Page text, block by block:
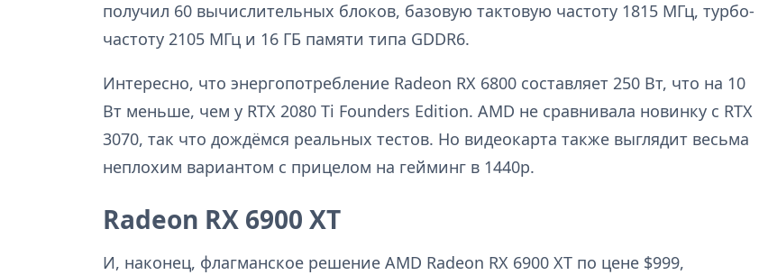
получил 60 вычислительных блоков, базовую тактовую частоту 1815 МГц, турбо-
частоту 2105 МГц и 16 ГБ памяти типа GDDR6.
Интересно, что энергопотребление Radeon RX 6800 составляет 250 Вт, что на 10
Вт меньше, чем у RTX 2080 Ti Founders Edition. AMD не сравнивала новинку с RTX
3070, так что дождёмся реальных тестов. Но видеокарта также выглядит весьма
неплохим вариантом с прицелом на гейминг в 1440p.
Radeon RX 6900 XT
И, наконец, флагманское решение AMD Radeon RX 6900 XT по цене $999,